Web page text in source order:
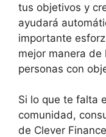
tus objetivos y
ayudará
importante
mejor manera
personas con
Si lo que te falta
comunidad,
de Clever